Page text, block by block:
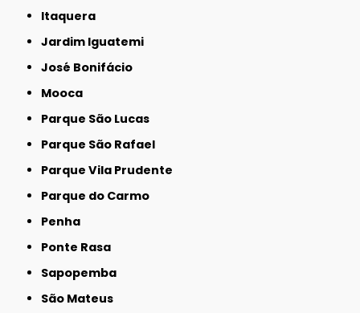
Itaquera
Jardim Iguatemi
José Bonifácio
Mooca
Parque São Lucas
Parque São Rafael
Parque Vila Prudente
Parque do Carmo
Penha
Ponte Rasa
Sapopemba
São Mateus